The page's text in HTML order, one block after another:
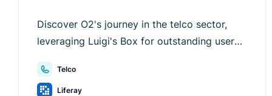
Discover O2's journey in the telco sector,
leveraging Luigi's Box for outstanding user
Telco
Liferay